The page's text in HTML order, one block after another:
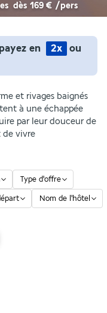
dès 169 € /pers
en 2x
ou
et rivages baignés
à une échappée
par leur douceur de
de vivre
Type d'offre
Nom de l'hôtel